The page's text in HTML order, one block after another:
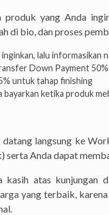
produk yang Anda
di bio, dan proses
lalu informasikan
Down Payment 50%
untuk tahap finishing
bayarkan ketika produk
langsung ke
serta Anda dapat
atas kunjungan
yang terbaik,